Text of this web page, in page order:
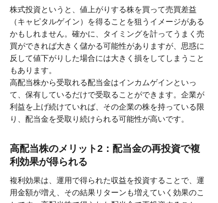
株式投資というと、値上がりする株を買って売買差益
（キャピタルゲイン）を得ることを狙うイメージがある
かもしれません。確かに、タイミングを計ってうまく売
買ができれば大きく儲かる可能性がありますが、思惑に
反して値下がりした場合には大きく損をしてしまうこと
もあります。
高配当株から受取れる配当金はインカムゲインといっ
て、保有しているだけで受取ることができます。企業が
利益を上げ続けていれば、その企業の株を持っている限
り、配当金を受取り続けられる可能性が高いです。
高配当株のメリット2：配当金の再投資で複
利効果が得られる
複利効果は、運用で得られた収益を投資することで、運
用金額が増え、その結果リターンも増えていく効果のこ